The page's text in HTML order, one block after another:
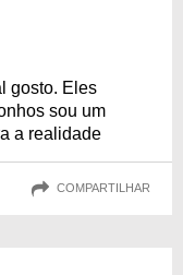
gosto. Eles
sou um
a realidade
COMPARTILHAR